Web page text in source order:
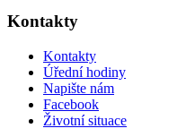
Kontakty
Kontakty
Úřední hodiny
Napište nám
Facebook
Životní situace